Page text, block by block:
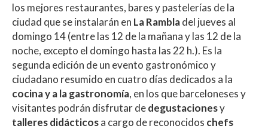
los mejores restaurantes, bares y pastelerías de la
ciudad que se instalarán en La Rambladel jueves al
domingo 14 (entre las 12 de la mañana y las 12 de la
noche, excepto el domingo hasta las 22 h.). Es la
segunda edición de un evento gastronómico y
ciudadano resumido en cuatro días dedicados a la
cocina y a la gastronomía, en los que barceloneses y
visitantes podrán disfrutar dedegustacionesy
talleres didácticosa cargo de reconocidos chefs